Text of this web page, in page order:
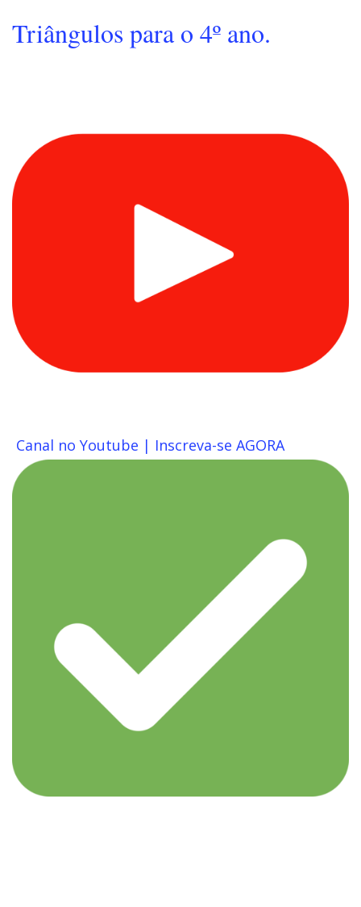
Triângulos para o 4º ano.
Canal no Youtube | Inscreva-se AGORA